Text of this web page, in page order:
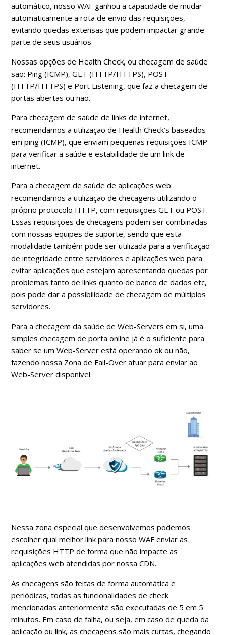
automático, nosso WAF ganhou a capacidade de mudar
automaticamente a rota de envio das requisições,
evitando quedas extensas que podem impactar grande
parte de seus usuários.
Nossas opções de Health Check, ou checagem de saúde
são: Ping (ICMP), GET (HTTP/HTTPS), POST
(HTTP/HTTPS) e Port Listening, que faz a checagem de
portas abertas ou não.
Para checagem de saúde de links de internet,
recomendamos a utilização de Health Check’s baseados
em ping (ICMP), que enviam pequenas requisições ICMP
para verificar a saúde e estabilidade de um link de
internet.
Para a checagem de saúde de aplicações web
recomendamos a utilização de checagens utilizando o
próprio protocolo HTTP, com requisições GET ou POST.
Essas requisições de checagens podem ser combinadas
com nossas equipes de suporte, sendo que esta
modalidade também pode ser utilizada para a verificação
de integridade entre servidores e aplicações web para
evitar aplicações que estejam apresentando quedas por
problemas tanto de links quanto de banco de dados etc,
pois pode dar a possibilidade de checagem de múltiplos
servidores.
Para a checagem da saúde de Web-Servers em si, uma
simples checagem de porta online já é o suficiente para
saber se um Web-Server está operando ok ou não,
fazendo nossa Zona de Fail-Over atuar para enviar ao
Web-Server disponível.
Nessa zona especial que desenvolvemos podemos
escolher qual melhor link para nosso WAF enviar as
requisições HTTP de forma que não impacte as
aplicações web atendidas por nossa CDN.
As checagens são feitas de forma automática e
periódicas, todas as funcionalidades de check
mencionadas anteriormente são executadas de 5 em 5
minutos. Em caso de falha, ou seja, em caso de queda da
aplicação ou link, as checagens são mais curtas, chegando